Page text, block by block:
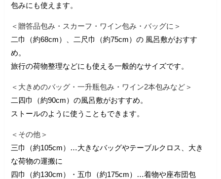
包みにも使えます。
＜贈答品包み・スカーフ・ワイン包み・バッグに＞
二巾（約68cm）、二尺巾（約75cm）の 風呂敷がおすす
め。
旅行の荷物整理などにも使える一般的なサイズです。
＜大きめのバッグ・一升瓶包み・ワイン2本包みなど＞
二四巾（約90cm）の風呂敷がおすすめ。
ストールのように使うこともできます。
＜その他＞
三巾（約105cm）…大きなバッグやテーブルクロス、大き
な荷物の運搬に
四巾（約130cm）・五巾（約175cm）…着物や座布団包